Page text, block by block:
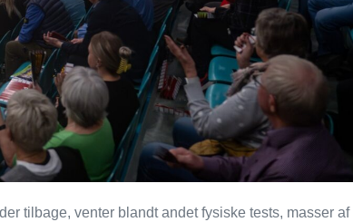
tilbage, venter blandt andet fysiske tests, masser af